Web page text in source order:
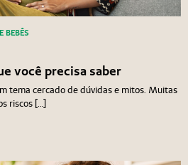
BEBÊS
você precisa saber
tema cercado de dúvidas e mitos. Muitas
riscos […]